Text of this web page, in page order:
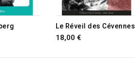
Le Réveil des Cévennes
18,00 €